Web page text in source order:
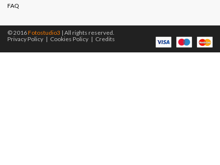
FAQ
© 2016Fotostudio3 | All rights reserved.
Privacy Policy | Cookies Policy | Credits